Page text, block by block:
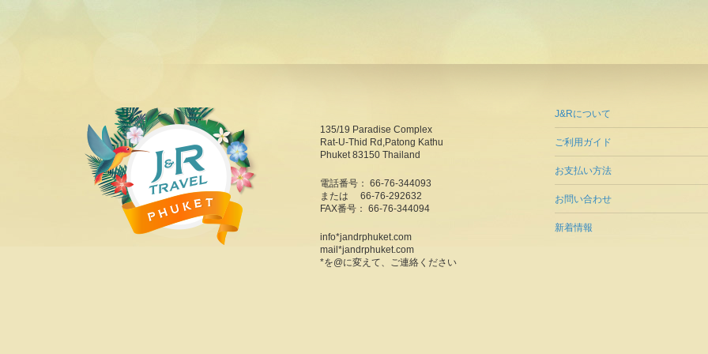
135/19 Paradise Complex
Rat-U-Thid Rd,Patong Kathu
Phuket 83150 Thailand
電話番号： 66-76-344093
または 66-76-292632
FAX番号： 66-76-344094
info*jandrphuket.com
mail*jandrphuket.com
*を@に変えて、ご連絡ください
J&Rについて
ご利用ガイド
お支払い方法
お問い合わせ
新着情報